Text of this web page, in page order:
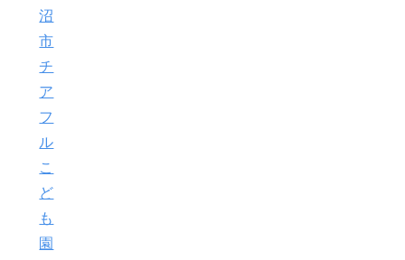
沼
市
チ
ア
フ
ル
こ
ど
も
園